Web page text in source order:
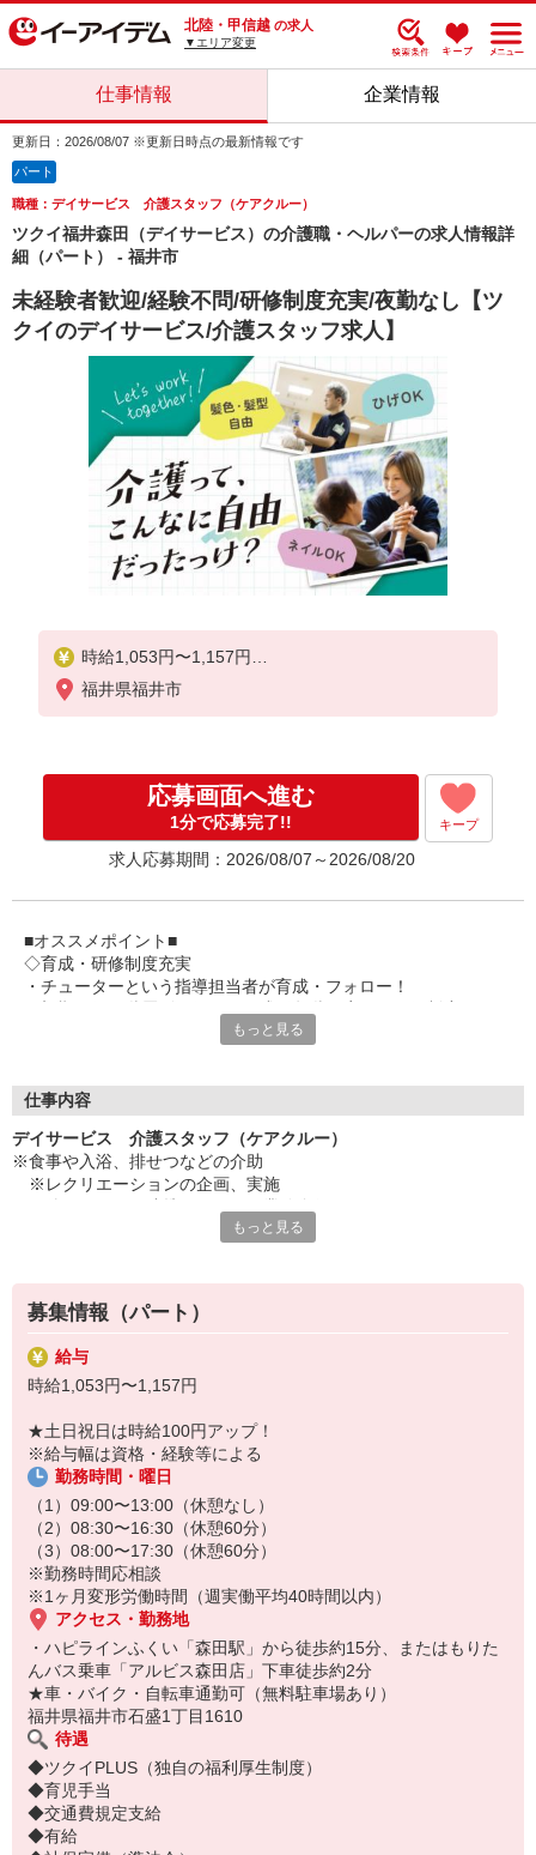
北陸・甲信越 の求人
▼エリア変更
仕事情報 企業情報
更新日：2026/08/07 ※更新日時点の最新情報です
パート
職種：デイサービス 介護スタッフ（ケアクルー）
ツクイ福井森田（デイサービス）の介護職・ヘルパーの求人情報詳
細（パート） - 福井市
未経験者歓迎/経験不問/研修制度充実/夜勤なし【ツ
クイのデイサービス/介護スタッフ求人】
時給1,053円〜1,157円
★土日祝日は時給100円アップ！
福井県福井市
応募画面へ進む
1分で応募完了!! キープ
求人応募期間：2026/08/07～2026/08/20
■オススメポイント■
◇育成・研修制度充実
・チューターという指導担当者が育成・フォロー！
・キャリアアップ支援制度を活用して働きながら資格取得が可能
・ツクイ独自の福祉厚生制度でプライベートも充実
・子育て支援の福利厚生制度あり！子育てと仕事の両立を応援◎
・スタッフ何でも相談窓口やライフキャリア相談など、各相談窓
口あり
◇頑張った分、スタッフに還元！
・パートは特別手当の支給あり
もっと見る
仕事内容
デイサービス 介護スタッフ（ケアクルー）
※食事や入浴、排せつなどの介助
※レクリエーションの企画、実施
★＼サービス・職種の魅力／
「今私たちに求められていることは何だろう」「どんな工夫をした
ら喜んでいただけるだろう」他職種で連携しながら創意工夫し支援
していきます。感謝の言葉を直接いただけたり、信頼関係を築いて
いくことができます。日勤のみで働け介護度も比較的高くないた
もっと見る
募集情報（パート）
給与
時給1,053円〜1,157円
★土日祝日は時給100円アップ！
※給与幅は資格・経験等による
勤務時間・曜日
（1）09:00〜13:00（休憩なし）
（2）08:30〜16:30（休憩60分）
（3）08:00〜17:30（休憩60分）
※勤務時間応相談
※1ヶ月変形労働時間（週実働平均40時間以内）
アクセス・勤務地
・ハピラインふくい「森田駅」から徒歩約15分、またはもりた
んバス乗車「アルビス森田店」下車徒歩約2分
★車・バイク・自転車通勤可（無料駐車場あり）
福井県福井市石盛1丁目1610
待遇
◆ツクイPLUS（独自の福利厚生制度）
◆育児手当
◆交通費規定支給
◆有給